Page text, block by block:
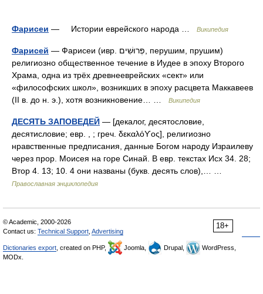
Фарисеи — Истории еврейского народа … Википедия
Фарисей — Фарисеи (ивр. פְּרוּשִׁים‎, перушим, прушим)
религиозно общественное течение в Иудее в эпоху Второго
Храма, одна из трёх древнееврейских «сект» или
«философских школ», возникших в эпоху расцвета Маккавеев
(II в. до н. э.), хотя возникновение… …
Википедия
ДЕСЯТЬ ЗАПОВЕДЕЙ — [декалог, десятословие,
десятисловие; евр. , ; греч. δεκαλόϒος], религиозно
нравственные предписания, данные Богом народу Израилеву
через прор. Моисея на горе Синай. В евр. текстах Исх 34. 28;
Втор 4. 13; 10. 4 они названы (букв. десять слов),… …
Православная энциклопедия
18+
© Academic, 2000-2026
Contact us: Technical Support Advertising
Dictionaries export , created on PHP, Joomla, Drupal,
WordPress,
MODx.